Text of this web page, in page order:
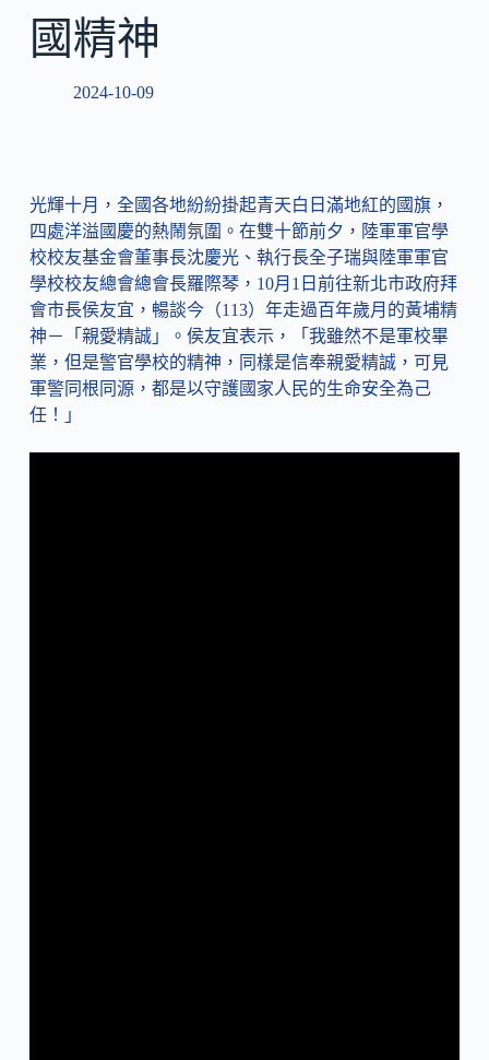
國精神
2024-10-09
光輝十月，全國各地紛紛掛起青天白日滿地紅的國旗，
四處洋溢國慶的熱鬧氛圍。在雙十節前夕，陸軍軍官學
校校友基金會董事長沈慶光、執行長全子瑞與陸軍軍官
學校校友總會總會長羅際琴，10月1日前往新北市政府拜
會市長侯友宜，暢談今（113）年走過百年歲月的黃埔精
神－「親愛精誠」。侯友宜表示，「我雖然不是軍校畢
業，但是警官學校的精神，同樣是信奉親愛精誠，可見
軍警同根同源，都是以守護國家人民的生命安全為己
任！」